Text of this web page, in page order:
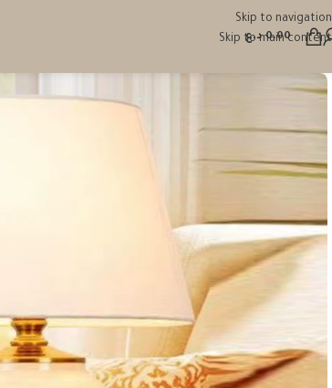
Skip to navigation
Skip to main content
0.00 د.ع